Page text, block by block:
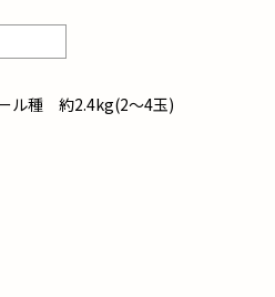
ル種 約2.4kg(2～4玉)